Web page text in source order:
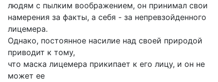
людям с пылким воображением, он принимал свои
намерения за факты, а себя - за непревзойденного
лицемера.
Однако, постоянное насилие над своей природой
приводит к тому,
что маска лицемера прикипает к его лицу, и он не
может ее